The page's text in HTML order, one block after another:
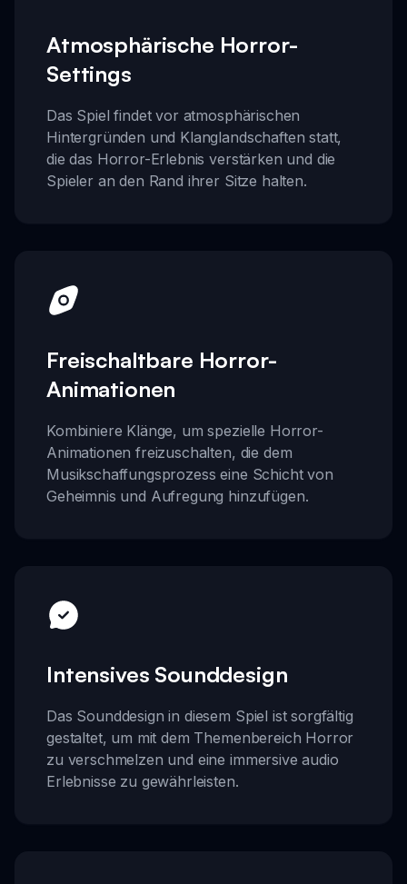
Atmosphärische Horror-
Settings
Das Spiel findet vor atmosphärischen
Hintergründen und Klanglandschaften statt,
die das Horror-Erlebnis verstärken und die
Spieler an den Rand ihrer Sitze halten.
Freischaltbare Horror-
Animationen
Kombiniere Klänge, um spezielle Horror-
Animationen freizuschalten, die dem
Musikschaffungsprozess eine Schicht von
Geheimnis und Aufregung hinzufügen.
Intensives Sounddesign
Das Sounddesign in diesem Spiel ist sorgfältig
gestaltet, um mit dem Themenbereich Horror
zu verschmelzen und eine immersive audio
Erlebnisse zu gewährleisten.